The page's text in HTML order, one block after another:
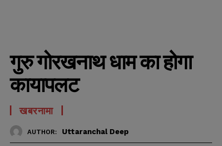
गुरु गोरखनाथ धाम का होगा
कायापलट
खबरनामा
AUTHOR: Uttaranchal Deep